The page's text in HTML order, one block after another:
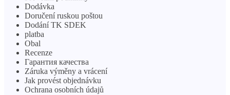
Dodávka
Doručení ruskou poštou
Dodání TK SDEK
platba
Obal
Recenze
Гарантия качества
Záruka výměny a vrácení
Jak provést objednávku
Ochrana osobních údajů